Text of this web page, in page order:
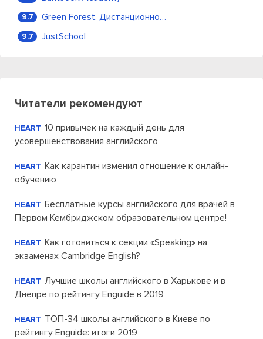
9.7 Green Forest. Дистанционное обучение
9.7 JustSchool
Читатели рекомендуют
HEART 10 привычек на каждый день для
усовершенствования английского
HEART Как карантин изменил отношение к онлайн-
обучению
HEART Бесплатные курсы английского для врачей в
Первом Кембриджском образовательном центре!
HEART Как готовиться к секции «Speaking» на
экзаменах Cambridge English?
HEART Лучшие школы английского в Харькове и в
Днепре по рейтингу Enguide в 2019
HEART ТОП-34 школы английского в Киеве по
рейтингу Enguide: итоги 2019